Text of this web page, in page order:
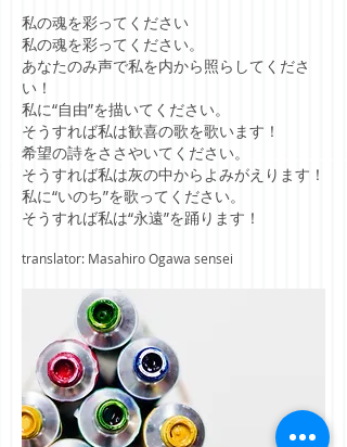
私の魂を彩ってください
私の魂を彩ってください。
あなたのみ声で私を内から照らしてくださ
い！
私に“自由”を描いてください。
そうすれば私は歓喜の歌を歌います！
希望の詩をささやいてください。
そうすれば私は灰の中からよみがえります！
私に“いのち”を歌ってください。
そうすれば私は“永遠”を踊ります！
translator: Masahiro Ogawa sensei